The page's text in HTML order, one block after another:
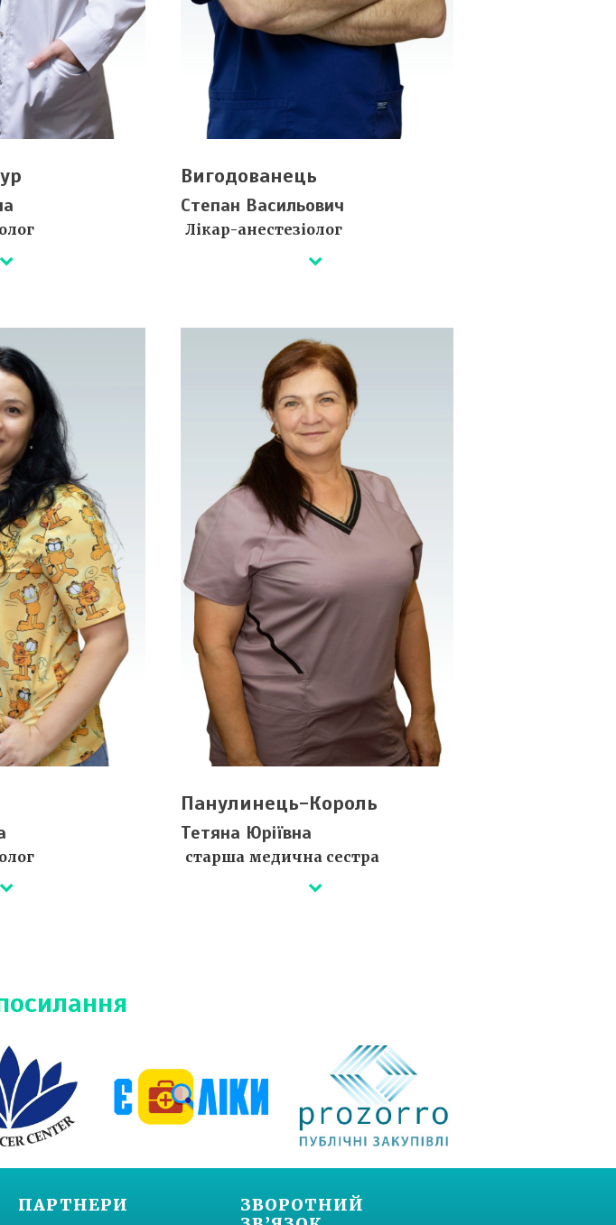
Вигодованець
Степан Васильович
Лікар-анестезіолог
Панулинець-Король
Тетяна Юріївна
старша медична сестра
ПАРТНЕРИ
ЗВОРОТНИЙ